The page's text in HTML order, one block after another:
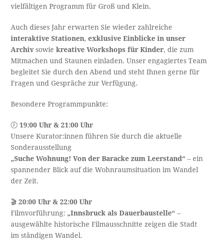
vielfältigen Programm für Groß und Klein.
Auch dieses Jahr erwarten Sie wieder zahlreiche
interaktive Stationen,exklusive Einblicke in unser
Archivsowiekreative Workshops für Kinder, die zum
Mitmachen und Staunen einladen. Unser engagiertes Team
begleitet Sie durch den Abend und steht Ihnen gerne für
Fragen und Gespräche zur Verfügung.
Besondere Programmpunkte:
🕖19:00 Uhr & 21:00 Uhr
Unsere Kurator:innen führen Sie durch die aktuelle
Sonderausstellung
„Suche Wohnung! Von der Baracke zum Leerstand“ – ein
spannender Blick auf die Wohnraumsituation im Wandel
der Zeit.
🎬20:00 Uhr & 22:00 Uhr
Filmvorführung: „Innsbruck als Dauerbaustelle“ –
ausgewählte historische Filmausschnitte zeigen die Stadt
im ständigen Wandel.